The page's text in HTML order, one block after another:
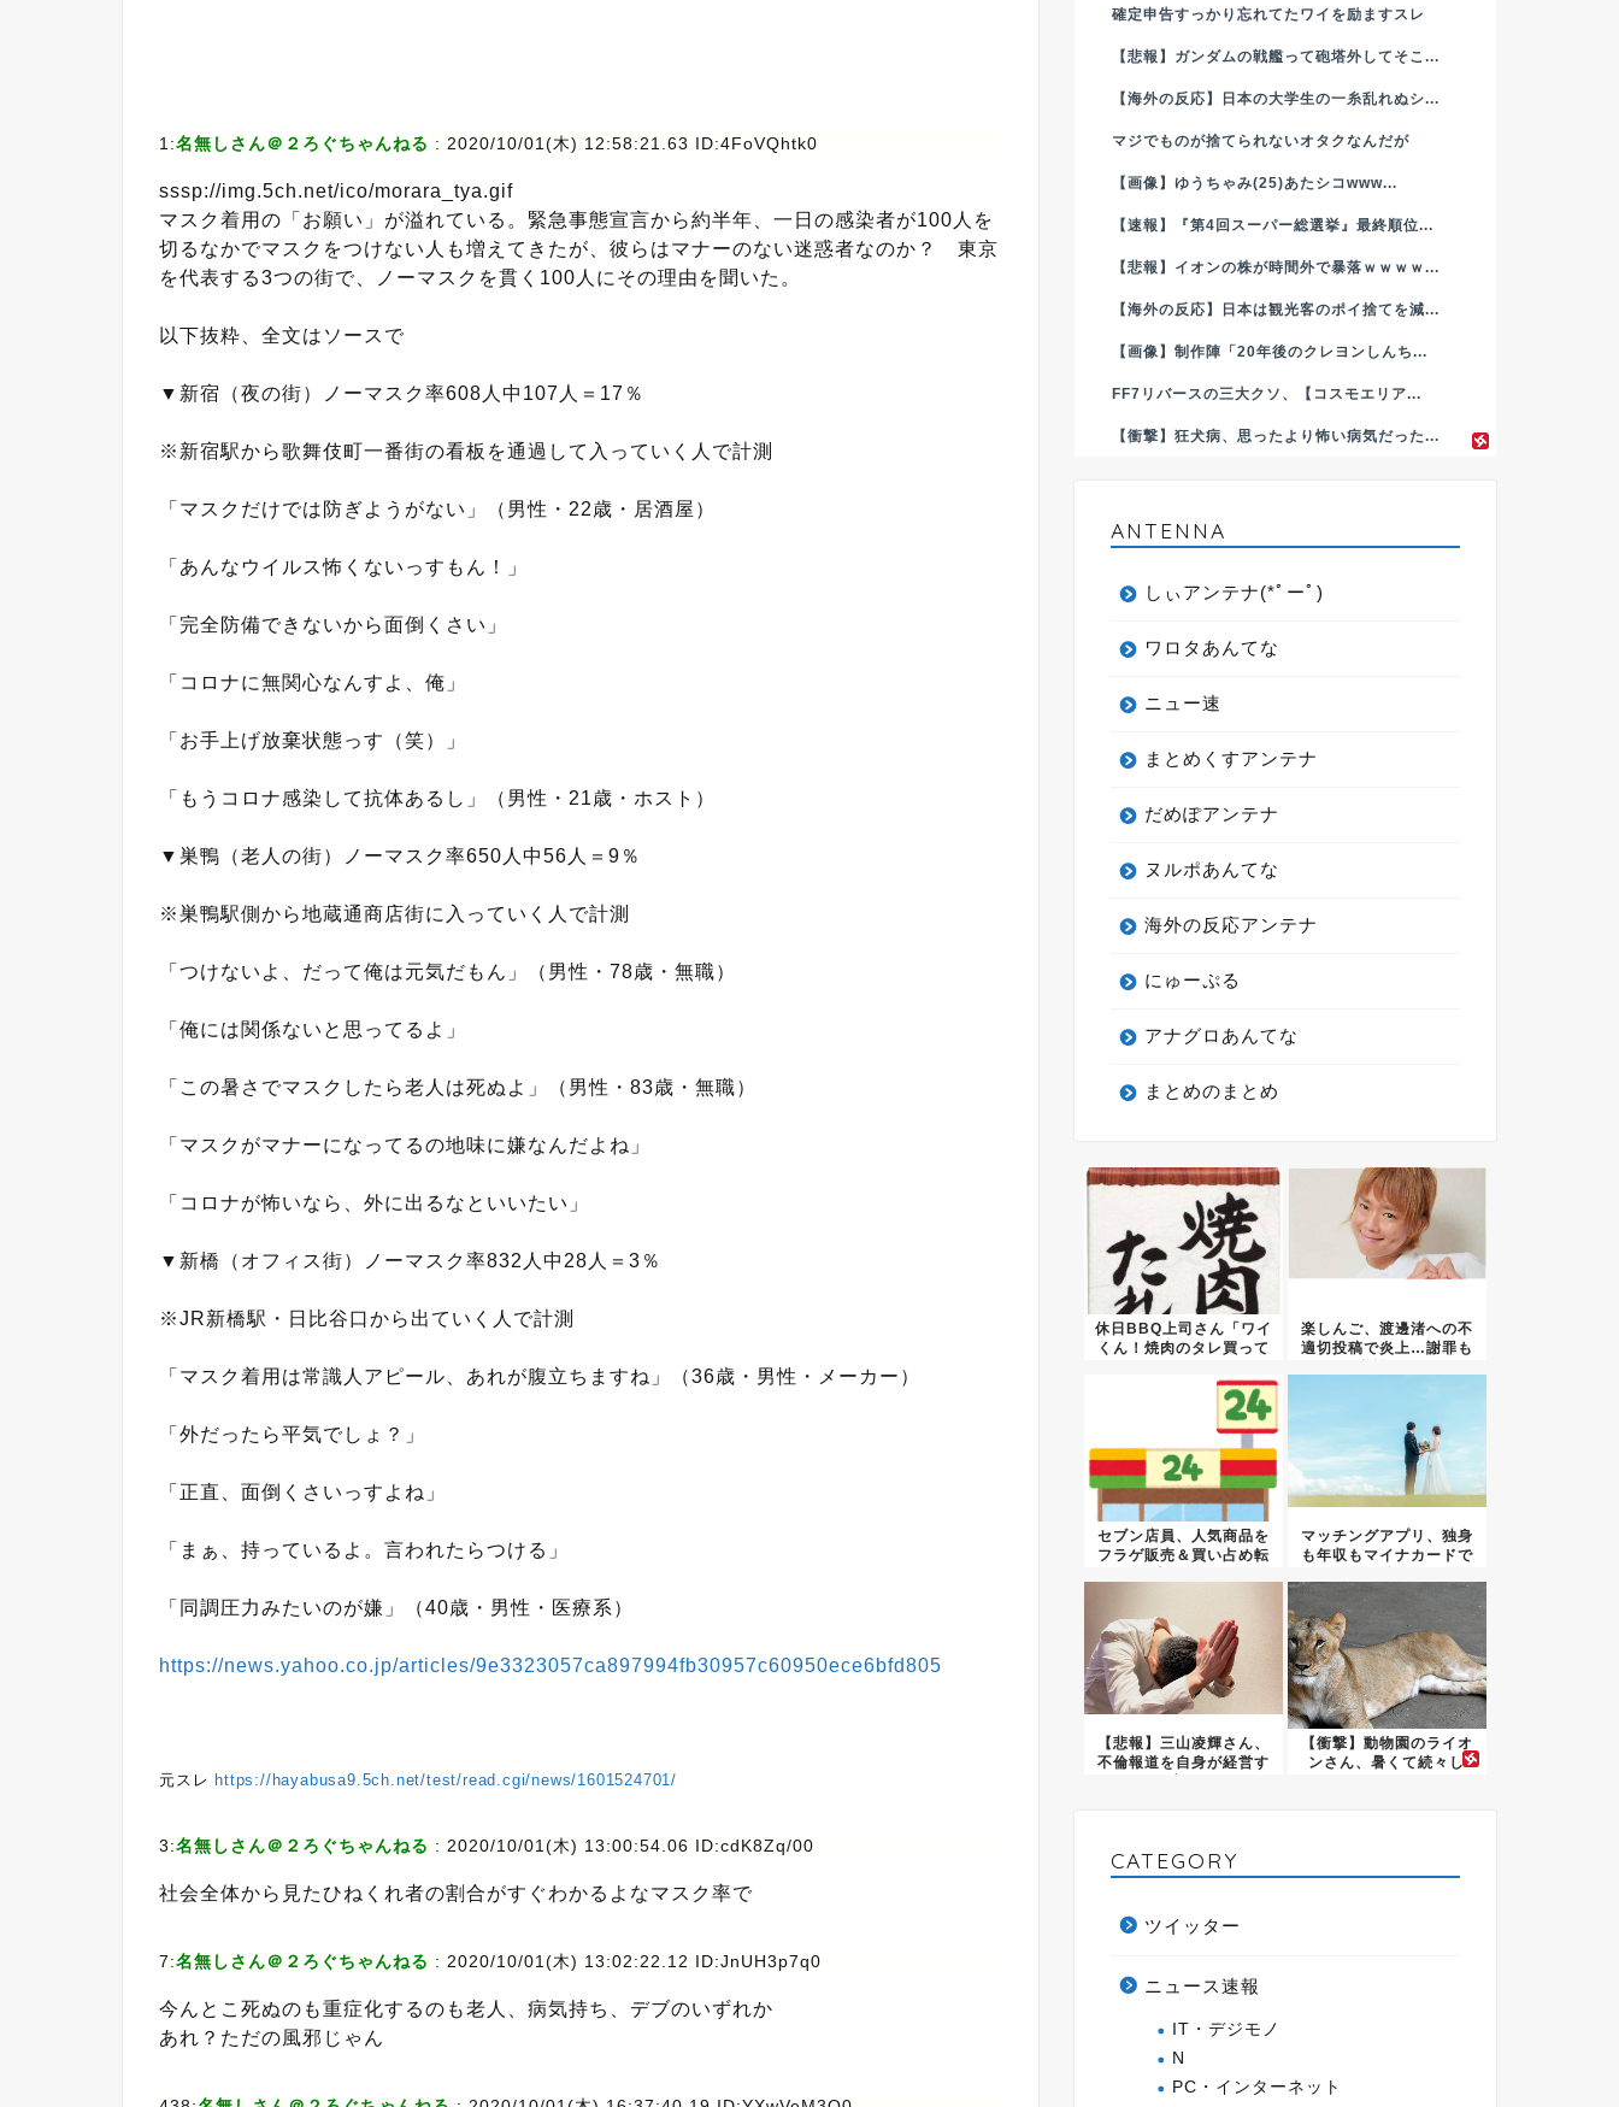
1:名無しさん＠２ろぐちゃんねる : 2020/10/01(木) 12:58:21.63 ID:4FoVQhtk0
sssp://img.5ch.net/ico/morara_tya.gif
マスク着用の「お願い」が溢れている。緊急事態宣言から約半年、一日の感染者が100人を
切るなかでマスクをつけない人も増えてきたが、彼らはマナーのない迷惑者なのか？ 東京
を代表する3つの街で、ノーマスクを貫く100人にその理由を聞いた。
以下抜粋、全文はソースで
▼新宿（夜の街）ノーマスク率608人中107人＝17％
※新宿駅から歌舞伎町一番街の看板を通過して入っていく人で計測
「マスクだけでは防ぎようがない」（男性・22歳・居酒屋）
「あんなウイルス怖くないっすもん！」
「完全防備できないから面倒くさい」
「コロナに無関心なんすよ、俺」
「お手上げ放棄状態っす（笑）」
「もうコロナ感染して抗体あるし」（男性・21歳・ホスト）
▼巣鴨（老人の街）ノーマスク率650人中56人＝9％
※巣鴨駅側から地蔵通商店街に入っていく人で計測
「つけないよ、だって俺は元気だもん」（男性・78歳・無職）
「俺には関係ないと思ってるよ」
「この暑さでマスクしたら老人は死ぬよ」（男性・83歳・無職）
「マスクがマナーになってるの地味に嫌なんだよね」
「コロナが怖いなら、外に出るなといいたい」
▼新橋（オフィス街）ノーマスク率832人中28人＝3％
※JR新橋駅・日比谷口から出ていく人で計測
「マスク着用は常識人アピール、あれが腹立ちますね」（36歳・男性・メーカー）
「外だったら平気でしょ？」
「正直、面倒くさいっすよね」
「まぁ、持っているよ。言われたらつける」
「同調圧力みたいのが嫌」（40歳・男性・医療系）
https://news.yahoo.co.jp/articles/9e3323057ca897994fb30957c60950ece6bfd805
元スレ https://hayabusa9.5ch.net/test/read.cgi/news/1601524701/
3:名無しさん＠２ろぐちゃんねる : 2020/10/01(木) 13:00:54.06 ID:cdK8Zq/00
社会全体から見たひねくれ者の割合がすぐわかるよなマスク率で
7:名無しさん＠２ろぐちゃんねる : 2020/10/01(木) 13:02:22.12 ID:JnUH3p7q0
今んとこ死ぬのも重症化するのも老人、病気持ち、デブのいずれか
あれ？ただの風邪じゃん
確定申告すっかり忘れてたワイを励ますスレ
【悲報】ガンダムの戦艦って砲塔外してそこ...
【海外の反応】日本の大学生の一糸乱れぬシ...
マジでものが捨てられないオタクなんだが
【画像】ゆうちゃみ(25)あたシコwww...
【速報】『第4回スーパー総選挙』最終順位...
【悲報】イオンの株が時間外で暴落ｗｗｗｗ...
【海外の反応】日本は観光客のポイ捨てを減...
【画像】制作陣「20年後のクレヨンしんち...
FF7リバースの三大クソ、【コスモエリア...
【衝撃】狂犬病、思ったより怖い病気だった...
ANTENNA
しぃアンテナ(*ﾟーﾟ)
ワロタあんてな
ニュー速
まとめくすアンテナ
だめぽアンテナ
ヌルポあんてな
海外の反応アンテナ
にゅーぷる
アナグロあんてな
まとめのまとめ
休日BBQ上司さん「ワイ
くん！焼肉のタレ買って
楽しんご、渡邊渚への不
適切投稿で炎上…謝罪も
セブン店員、人気商品を
フラゲ販売＆買い占め転
マッチングアプリ、独身
も年収もマイナカードで
【悲報】三山凌輝さん、
不倫報道を自身が経営す
【衝撃】動物園のライオ
ンさん、暑くて続々し
CATEGORY
ツイッター
ニュース速報
IT・デジモノ
N
PC・インターネット